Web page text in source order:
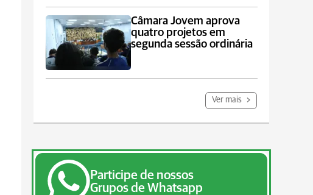
Câmara Jovem aprova
quatro projetos em
segunda sessão ordinária
Ver mais
Participe de nossos
Grupos de Whatsapp